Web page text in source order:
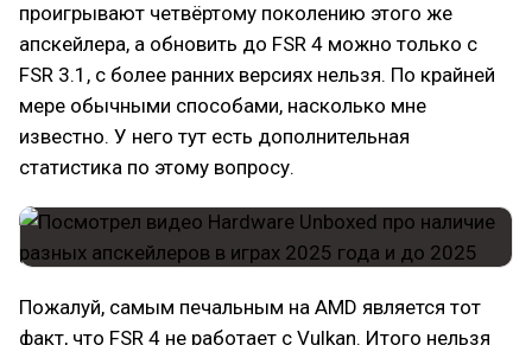
проигрывают четвёртому поколению этого же
апскейлера, а обновить до FSR 4 можно только с
FSR 3.1, с более ранних версиях нельзя. По крайней
мере обычными способами, насколько мне
известно. У него тут есть дополнительная
статистика по этому вопросу.
Пожалуй, самым печальным на AMD является тот
факт, что FSR 4 не работает с Vulkan. Итого нельзя